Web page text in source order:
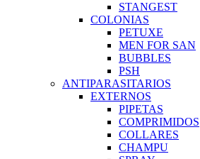
STANGEST
COLONIAS
PETUXE
MEN FOR SAN
BUBBLES
PSH
ANTIPARASITARIOS
EXTERNOS
PIPETAS
COMPRIMIDOS
COLLARES
CHAMPU